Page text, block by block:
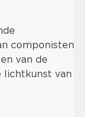
componisten
van de
lichtkunst van